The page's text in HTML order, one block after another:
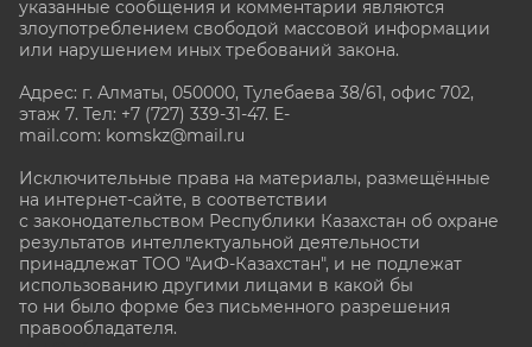
указанные сообщения и комментарии являются
злоупотреблением свободой массовой информации
или нарушением иных требований закона.
Адрес: г. Алматы, 050000, Тулебаева 38/61, офис 702,
этаж 7. Тел: +7 (727) 339-31-47. E-
mail.com: komskz@mail.ru
Исключительные права на материалы, размещённые
на интернет-сайте, в соответствии
с законодательством Республики Казахстан об охране
результатов интеллектуальной деятельности
принадлежат ТОО "АиФ-Казахстан", и не подлежат
использованию другими лицами в какой бы
то ни было форме без письменного разрешения
правообладателя.